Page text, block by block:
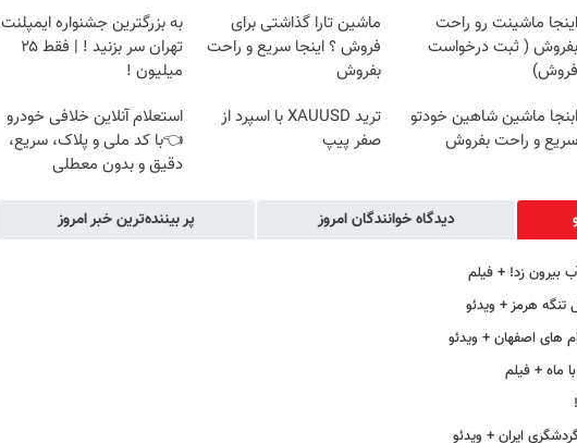
اینجا ماشینت رو راحت
بفروش ( ثبت درخواست
فروش)
ماشین تارا گذاشتی برای
فروش ؟ اینجا سریع و راحت
بفروش
به بزرگترین جشنواره ایمپلنت
تهران سر بزنید ! | فقط ۲۵
میلیون !
ابنجا ماشین شاهین خودتو
سریع و راحت بفروش
ترید XAUUSD با اسپرد از
صفر پیپ
استعلام آنلاین خلافی خودرو
👈با کد ملی و پلاک، سریع،
دقیق و بدون معطلی
دیدگاه خوانندگان امروز پر بیننده‌ترین خبر امروز
بیرون زد! + فیلم
تنگه هرمز + ویدئو
های اصفهان + ویدئو
ایران + ویدئو